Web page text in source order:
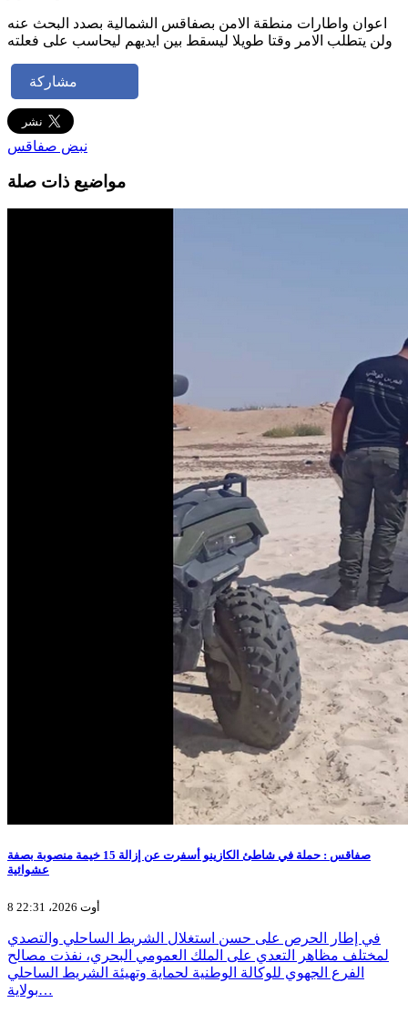
اعوان واطارات منطقة الامن بصفاقس الشمالية بصدد البحث عنه
ولن يتطلب الامر وقتا طويلا ليسقط بين ايديهم ليحاسب على فعلته
مشاركة
نبض صفاقس
مواضيع ذات صلة
صفاقس : حملة في شاطئ الكازينو أسفرت عن إزالة 15 خيمة منصوبة بصفة
عشوائية
8 أوت 2026، 22:31
في إطار الحرص على حسن استغلال الشريط الساحلي والتصدي
لمختلف مظاهر التعدي على الملك العمومي البحري، نفذت مصالح
الفرع الجهوي للوكالة الوطنية لحماية وتهيئة الشريط الساحلي
بولاية…